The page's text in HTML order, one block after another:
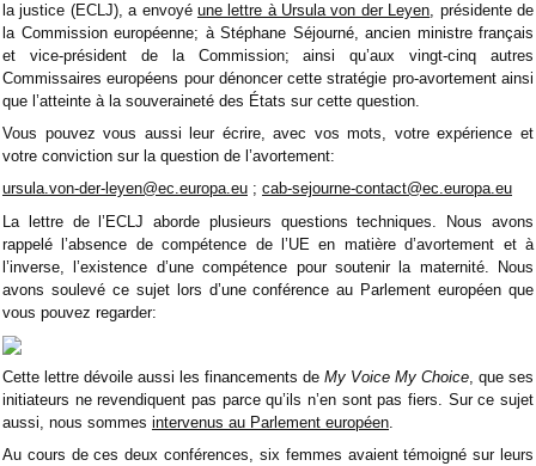
la justice (ECLJ), a envoyé une lettre à Ursula von der Leyen, présidente de
la Commission européenne; à Stéphane Séjourné, ancien ministre français
et vice-président de la Commission; ainsi qu’aux vingt-cinq autres
Commissaires européens pour dénoncer cette stratégie pro-avortement ainsi
que l’atteinte à la souveraineté des États sur cette question.
Vous pouvez vous aussi leur écrire, avec vos mots, votre expérience et
votre conviction sur la question de l’avortement:
ursula.von-der-leyen@ec.europa.eu ; cab-sejourne-contact@ec.europa.eu
La lettre de l’ECLJ aborde plusieurs questions techniques. Nous avons
rappelé l’absence de compétence de l’UE en matière d’avortement et à
l’inverse, l’existence d’une compétence pour soutenir la maternité. Nous
avons soulevé ce sujet lors d’une conférence au Parlement européen que
vous pouvez regarder:
Cette lettre dévoile aussi les financements de My Voice My Choice , que ses
initiateurs ne revendiquent pas parce qu’ils n’en sont pas fiers. Sur ce sujet
aussi, nous sommes intervenus au Parlement européen
Au cours de ces deux conférences, six femmes avaient témoigné sur leurs